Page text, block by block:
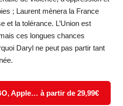
; Laurent mènera la France
et la tolérance. L’Union est
ces longues chances
Daryl ne peut pas partir tant
Apple… à partir de 29,99€